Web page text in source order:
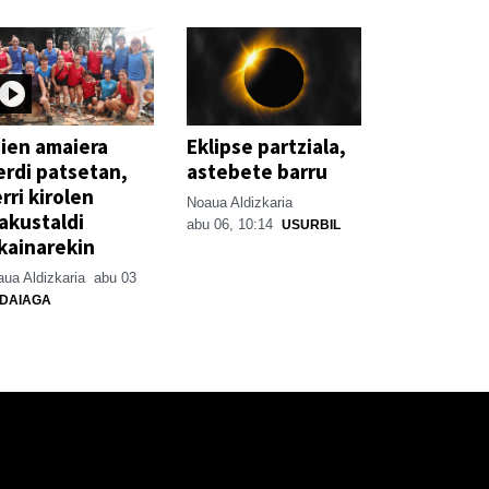
amaiera
patsetan,
kirolen
Aldizkaria abu 03
Eklipse partziala,
astebete barru
Noaua Aldizkaria
abu 06, 10:14 USURBIL